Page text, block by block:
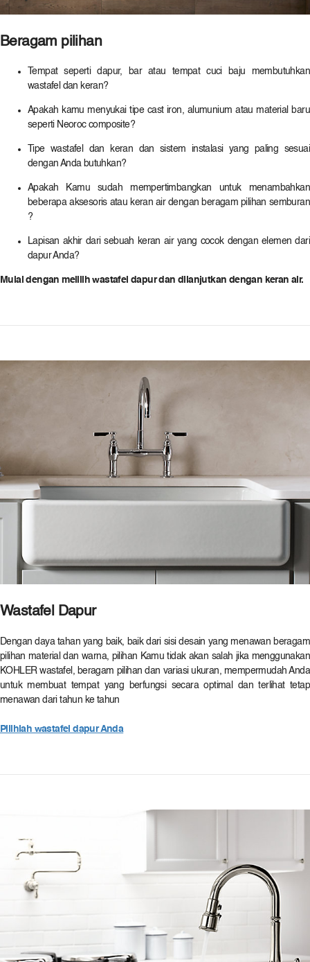
Jacob Delafon (Morocco)
Karat Sanitaryware
Mira
Rada Controls (UK)
Robern
Sanijura
Sterling
Beragam pilihan
Tempat seperti dapur, bar atau tempat cuci baju membutuhkan
wastafel dan keran?
Apakah kamu menyukai tipe cast iron, alumunium atau material baru
seperti Neoroc composite?
Tipe wastafel dan keran dan sistem instalasi yang paling sesuai
dengan Anda butuhkan?
Apakah Kamu sudah mempertimbangkan untuk menambahkan
beberapa aksesoris atau keran air dengan beragam pilihan semburan
?
Lapisan akhir dari sebuah keran air yang cocok dengan elemen dari
dapur Anda?
Mulai dengan melilih wastafel dapur dan dilanjutkan dengan keran air.
Wastafel Dapur
Dengan daya tahan yang baik, baik dari sisi desain yang menawan beragam
pilihan material dan warna, pilihan Kamu tidak akan salah jika menggunakan
KOHLER wastafel, beragam pilihan dan variasi ukuran, mempermudah Anda
untuk membuat tempat yang berfungsi secara optimal dan terlihat tetap
menawan dari tahun ke tahun
Pilihlah wastafel dapur Anda